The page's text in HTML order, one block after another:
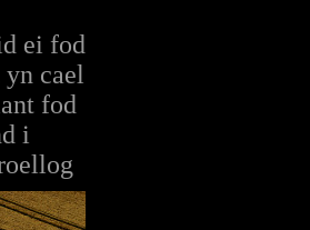
ei fod
cael
fod
i